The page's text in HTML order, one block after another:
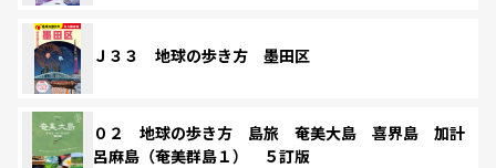
Ｊ３３ 地球の歩き方 墨田区
０２ 地球の歩き方 島旅 奄美大島 喜界島 加計
呂麻島（奄美群島１） ５訂版